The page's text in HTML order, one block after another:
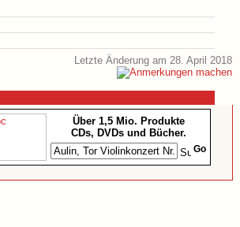
Letzte Änderung am 28. April 2018
Über 1,5 Mio. Produkte
CDs, DVDs und Bücher.
Go